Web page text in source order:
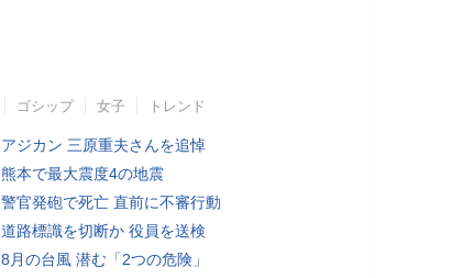
ゴシップ 女子 トレンド
アジカン 三原重夫さんを追悼
熊本で最大震度4の地震
警官発砲で死亡 直前に不審行動
道路標識を切断か 役員を送検
8月の台風 潜む「2つの危険」